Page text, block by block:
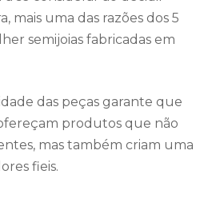
mais uma das razões dos 5
semijoias fabricadas em
das peças garante que
produtos que não
mas também criam uma
fieis.